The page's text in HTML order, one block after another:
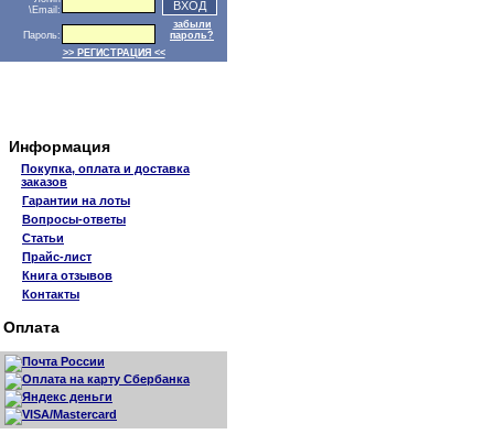
\Email:
Пароль:
забыли
пароль?
>> РЕГИСТРАЦИЯ <<
Информация
Покупка, оплата и доставка
заказов
Гарантии на лоты
Вопросы-ответы
Статьи
Прайс-лист
Книга отзывов
Контакты
Оплата